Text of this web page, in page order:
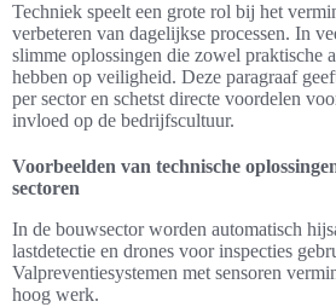
Techniek speelt een grote rol bij het
verbeteren van dagelijkse processen. In
slimme oplossingen die zowel praktische
hebben op veiligheid. Deze paragraaf
per sector en schetst directe voordelen
invloed op de bedrijfscultuur.
Voorbeelden van technische
sectoren
In de bouwsector worden automatisch
lastdetectie en drones voor inspecties
Valpreventiesystemen met sensoren
hoog werk.